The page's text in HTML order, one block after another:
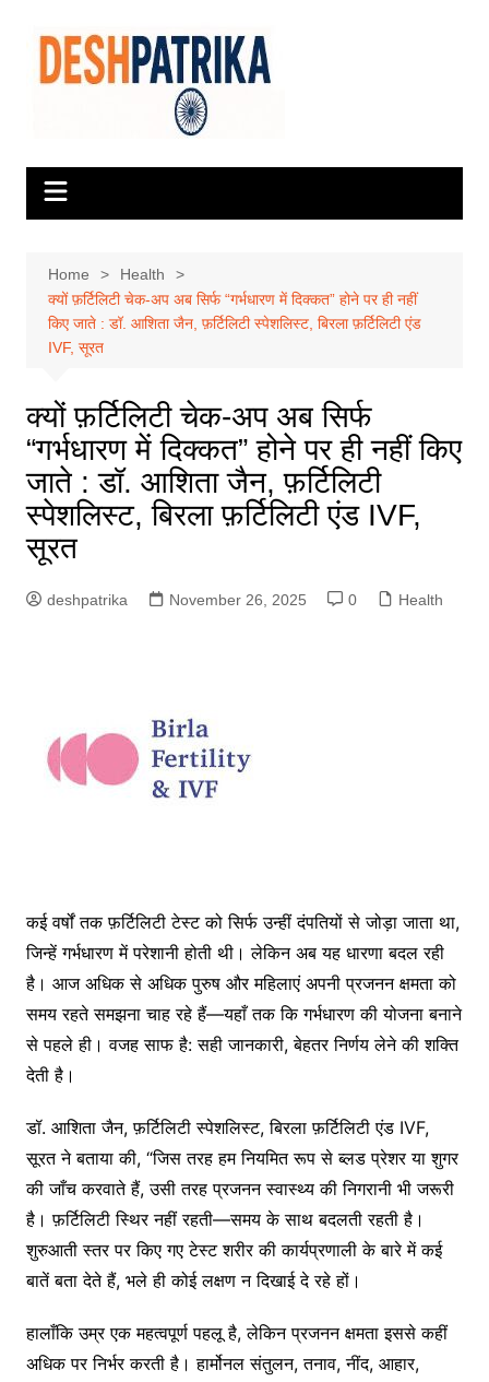
content
Home
Health
क्यों फ़र्टिलिटी चेक-अप अब सिर्फ “गर्भधारण में दिक्कत” होने पर ही नहीं
किए जाते : डॉ. आशिता जैन, फ़र्टिलिटी स्पेशलिस्ट, बिरला फ़र्टिलिटी एंड
IVF, सूरत
क्यों फ़र्टिलिटी चेक-अप अब सिर्फ
“गर्भधारण में दिक्कत” होने पर ही नहीं किए
जाते : डॉ. आशिता जैन, फ़र्टिलिटी
स्पेशलिस्ट, बिरला फ़र्टिलिटी एंड IVF,
सूरत
deshpatrika November 26, 2025 0 Health
कई वर्षों तक फ़र्टिलिटी टेस्ट को सिर्फ उन्हीं दंपतियों से जोड़ा जाता था,
जिन्हें गर्भधारण में परेशानी होती थी। लेकिन अब यह धारणा बदल रही
है। आज अधिक से अधिक पुरुष और महिलाएं अपनी प्रजनन क्षमता को
समय रहते समझना चाह रहे हैं—यहाँ तक कि गर्भधारण की योजना बनाने
से पहले ही। वजह साफ है: सही जानकारी, बेहतर निर्णय लेने की शक्ति
देती है।
डॉ. आशिता जैन, फ़र्टिलिटी स्पेशलिस्ट, बिरला फ़र्टिलिटी एंड IVF,
सूरत ने बताया की, “जिस तरह हम नियमित रूप से ब्लड प्रेशर या शुगर
की जाँच करवाते हैं, उसी तरह प्रजनन स्वास्थ्य की निगरानी भी जरूरी
है। फ़र्टिलिटी स्थिर नहीं रहती—समय के साथ बदलती रहती है।
शुरुआती स्तर पर किए गए टेस्ट शरीर की कार्यप्रणाली के बारे में कई
बातें बता देते हैं, भले ही कोई लक्षण न दिखाई दे रहे हों।
हालाँकि उम्र एक महत्वपूर्ण पहलू है, लेकिन प्रजनन क्षमता इससे कहीं
अधिक पर निर्भर करती है। हार्मोनल संतुलन, तनाव, नींद, आहार,